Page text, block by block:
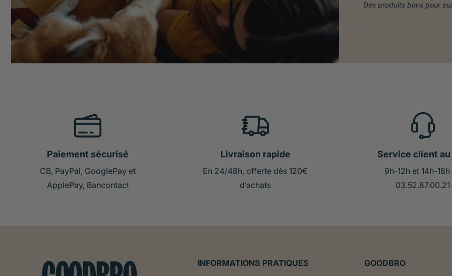
Des produits bons pour
Paiement sécurisé
CB, PayPal, GooglePay et
ApplePay, Bancontact
Livraison rapide
En 24/48h, offerte dès 120€
d’achats
Service client
9h-12h et 14h-18h
03.52.87.00.21
INFORMATIONS PRATIQUES GOODBRO